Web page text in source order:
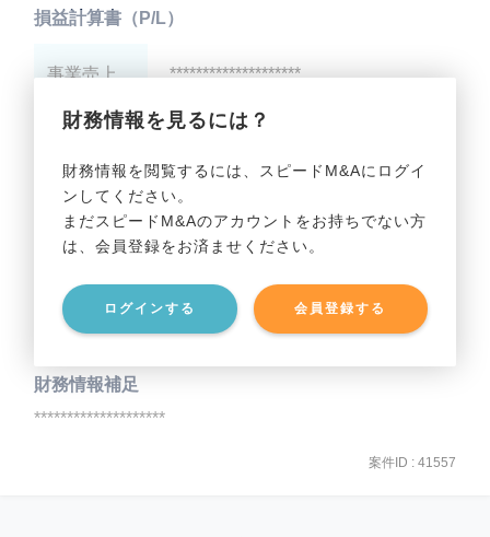
財務情報を見るには？
財務情報を閲覧するには、スピードM&Aにログイ
ンしてください。
まだスピードM&Aのアカウントをお持ちでない方
は、会員登録をお済ませください。
ログインする 会員登録する
損益計算書（P/L）
事業売上 ********************
事業利益 ********************
貸借対照表（B/S）
事業資産 ********************
事業負債 ********************
財務情報補足
********************
案件ID : 41557